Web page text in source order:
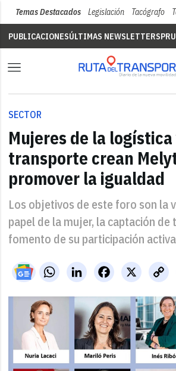
Temas Destacados Legislación Tacógrafo
PUBLICACIONESÚLTIMAS NEWSLETTERS
SECTOR
Mujeres de la
transporte crean
promover la igualdad
Los objetivos de este foro son la
papel de la mujer, la captación de
fomento de su participación
WhatsAppLinkedIn X
Facebook